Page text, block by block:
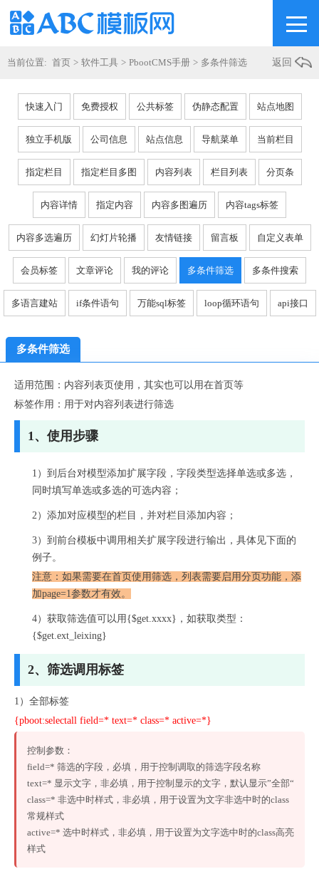
当前位置: 首页 > 软件工具 > PbootCMS手册 > 多条件筛选 返回
快速入门 免费授权 公共标签 伪静态配置 站点地图
独立手机版 公司信息 站点信息 导航菜单 当前栏目
指定栏目 指定栏目多图 内容列表 栏目列表 分页条
内容详情 指定内容 内容多图遍历 内容tags标签
内容多选遍历 幻灯片轮播 友情链接 留言板 自定义表单
会员标签 文章评论 我的评论 多条件筛选 多条件搜索
多语言建站 if条件语句 万能sql标签 loop循环语句 api接口
多条件筛选
适用范围：内容列表页使用，其实也可以用在首页等
标签作用：用于对内容列表进行筛选
1、使用步骤
1）到后台对模型添加扩展字段，字段类型选择单选或多选，
同时填写单选或多选的可选内容；
2）添加对应模型的栏目，并对栏目添加内容；
3）到前台模板中调用相关扩展字段进行输出，具体见下面的
例子。
注意：如果需要在首页使用筛选，列表需要启用分页功能，添
加page=1参数才有效。
4）获取筛选值可以用{$get.xxxx}，如获取类型：
{$get.ext_leixing}
2、筛选调用标签
1）全部标签
{pboot:selectall field=* text=* class=* active=*}
控制参数：
field=* 筛选的字段，必填，用于控制调取的筛选字段名称
text=* 显示文字，非必填，用于控制显示的文字，默认显示”全部“
class=* 非选中时样式，非必填，用于设置为文字非选中时的class
常规样式
active=* 选中时样式，非必填，用于设置为文字选中时的class高亮
样式